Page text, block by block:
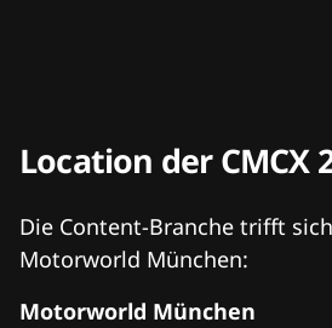
Location der CMCX
Die Content-Branche trifft
Motorworld München:
Motorworld München